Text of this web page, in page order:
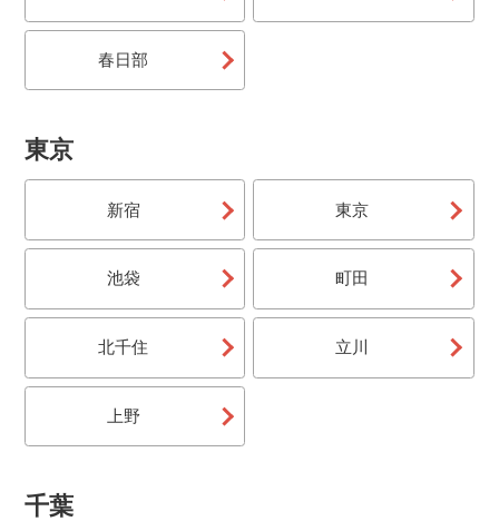
たお得な日帰りツアーです。
のリフト券＆スキー場のお得なチケットがセットになっ
たお得な日帰りツアーです。
バス＆リフト券（日帰り）
宿泊先はお客様おまかせ！往復の朝発バスとオリオンツ
も選べるので自由な旅行が楽しめます。
バス＆リフト券（宿泊）
宿泊先はお客様おまかせ！往復の夜発バスとオリオンツ
アー独自仕入れのリフト券が付いています。帰りの日程
も選べるので自由な旅行が楽しめます。
春日部
東京
新宿 東京
池袋 町田
北千住 立川
上野
千葉